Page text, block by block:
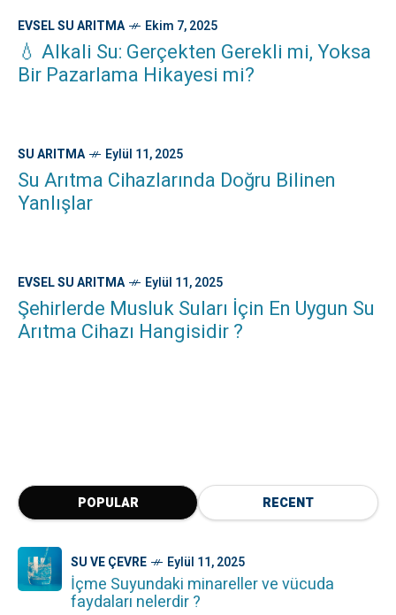
EVSEL SU ARITMA Ekim 7, 2025
💧 Alkali Su: Gerçekten Gerekli mi, Yoksa
Bir Pazarlama Hikayesi mi?
SU ARITMA Eylül 11, 2025
Su Arıtma Cihazlarında Doğru Bilinen
Yanlışlar
EVSEL SU ARITMA Eylül 11, 2025
Şehirlerde Musluk Suları İçin En Uygun Su
Arıtma Cihazı Hangisidir ?
POPULAR RECENT
SU VE ÇEVRE Eylül 11, 2025
İçme Suyundaki minareller ve vücuda
faydaları nelerdir ?